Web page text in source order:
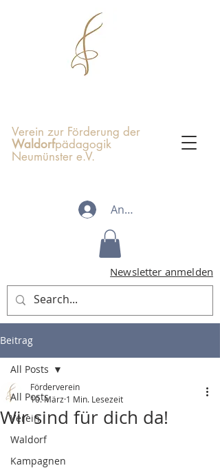
Verein zur Förderung der
Waldorfpädagogik
Neumünster e.V.
Anmelden
Newsletter anmelden
Beitrag
All Posts
Verein
Waldorf
Kampagnen
All Posts
Wir sind für dich da!
Förderverein
10. März 1 Min. Lesezeit